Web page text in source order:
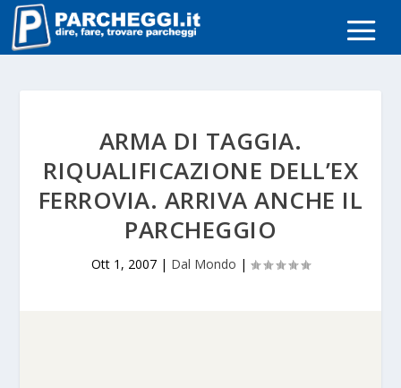
ARMA DI TAGGIA.
RIQUALIFICAZIONE DELL’EX
FERROVIA. ARRIVA ANCHE IL
PARCHEGGIO
Ott 1, 2007 | Dal Mondo |